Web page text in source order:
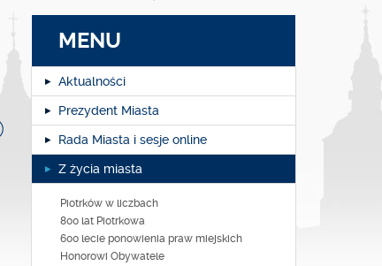
MENU
Aktualności
Prezydent Miasta
Rada Miasta i sesje online
Z życia miasta
Piotrków w liczbach
800 lat Piotrkowa
600 lecie ponowienia praw miejskich
Honorowi Obywatele